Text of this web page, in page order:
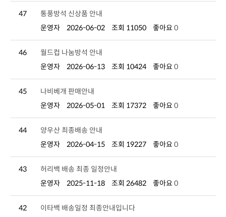
47
통풍방석 신상품 안내
운영자
2026-06-02 조회 11050 좋아요 0
46
월드컵 나눔방석 안내
운영자
2026-06-13 조회 10424 좋아요 0
45
나비베개 판매안내
운영자
2026-05-01 조회 17372 좋아요 0
44
양우산 최종배송 안내
운영자
2026-04-15 조회 19227 좋아요 0
43
허리백 배송 최종 일정안내
운영자
2025-11-18 조회 26482 좋아요 0
42
이타백 배송일정 최종안내입니다